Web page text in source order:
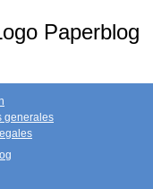
generales